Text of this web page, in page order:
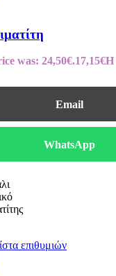
was: 24,50€.17,15€Η
Email
WhatsApp
επιθυμιών